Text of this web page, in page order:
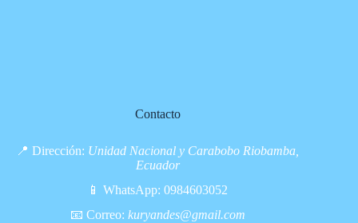
Contacto
📍 Dirección: Unidad Nacional y Carabobo Riobamba,
Ecuador
📱 WhatsApp:0984603052
📧 Correo: kuryandes@gmail.com